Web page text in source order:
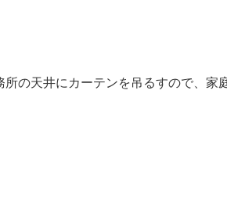
の天井にカーテンを吊るすので、家